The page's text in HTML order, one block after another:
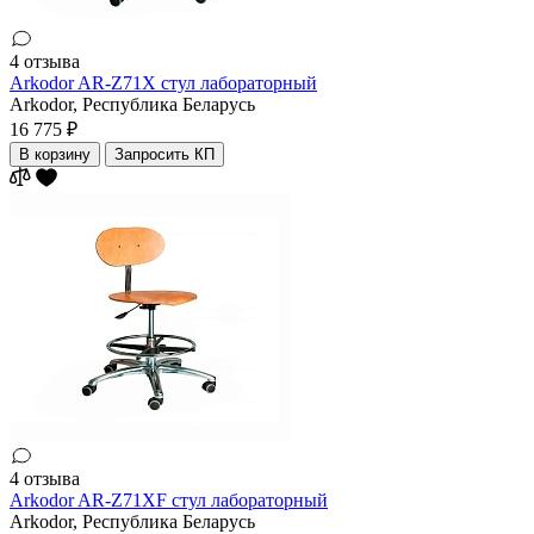
4 отзыва
Arkodor AR-Z71X стул лабораторный
Arkodor, Республика Беларусь
16 775 ₽
В корзину Запросить КП
4 отзыва
Arkodor AR-Z71XF стул лабораторный
Arkodor, Республика Беларусь